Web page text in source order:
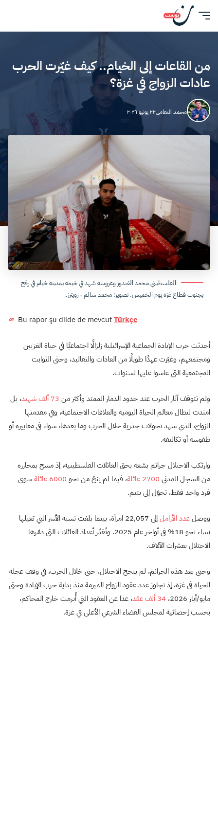
من القاعات إلى الخيام.. كيف غيّرت الحرب
عادات الزواج في غزة؟
محمد النعامي٢٢ يونيو ٢٠٢٦
الفلسطيني محمد الغندور وعروسه شهد في خيمة بمدينة خيام في رفح
بجنوب قطاع غزة يوم الخميس. تصوير: محمد سالم - رويترز.
Bu rapor şu dilde de mevcutTürkçe
أحدثت حرب الإبادة الجماعية الإسرائيلية زلزالًا اجتماعيًا في حياة الغزيين
ومجتمعهم، وغيّرت عهدًا طويلًا من العادات والتقاليد، وحتى الثوابت
المجتمعية التي عاشوا عليها لسنوات.
ولم تتوقف آثار الحرب عند حدود الدمار الممتد وأكثر من 73 ألف شهيد
، بل
امتدت لتطال معالم الحياة اليومية والعلاقات الاجتماعية، وفي مقدمتها
الزواج، الذي شهد تحولات جذرية خلال الحرب وما بعدها، سواء في معاييره أو
طقوسه أو تكاليفه.
وارتكب الاحتلال جرائم بشعة بحق العائلات الفلسطينية، إذ مسح بمجازره
من السجل المدني 2700 عائلة ، فيما لم ينجُ من نحو 6000 عائلة
سوى
فرد واحد فقط، تحوّل إلى يتيم.
ووصلعدد الأرامل
إلى 22,057 امرأة، بينما بلغت نسبة الأسر التي تعيلها
نساء نحو 18% في أواخر عام 2025. وتُقدّر أعداد العائلات التي دمّرها
الاحتلال بعشرات الآلاف.
وحتى بعد هذه الجرائم، لم ينجح الاحتلال، حتى خلال الحرب، في وقف عجلة
الحياة في غزة، إذ تجاوز عدد عقود الزواج المبرمة منذ بداية حرب الإبادة وحتى
مايو/أيار 2026،
34 ألف عقد
، عدا عن العقود التي أُبرمت خارج المحاكم،
بحسب إحصائية لمجلس القضاء الشرعي الأعلى في غزة.